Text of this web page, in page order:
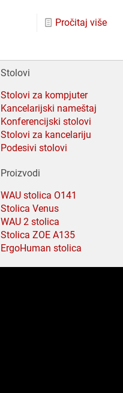
Pročitaj više
Stolovi
Stolovi za kompjuter
Kancelarijski nameštaj
Konferencijski stolovi
Stolovi za kancelariju
Podesivi stolovi
Proizvodi
WAU stolica O141
Stolica Venus
WAU 2 stolica
Stolica ZOE A135
ErgoHuman stolica